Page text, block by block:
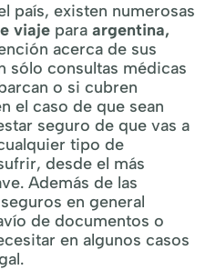
país, existen numerosas
viaje para argentina,
acerca de sus
sólo consultas médicas
o si cubren
el caso de que sean
seguro de que vas a
tipo de
desde el más
Además de las
en general
de documentos o
en algunos casos